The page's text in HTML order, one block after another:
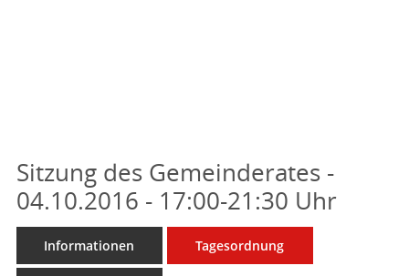
Sitzung des Gemeinderates -
04.10.2016 - 17:00-21:30 Uhr
Informationen Tagesordnung